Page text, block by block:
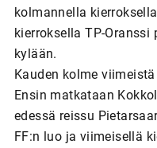
kolmannella
kierroksella TP-
kylään.
Kauden kolme
Ensin matkataan
edessä reissu
FF:n luo ja viimeisellä